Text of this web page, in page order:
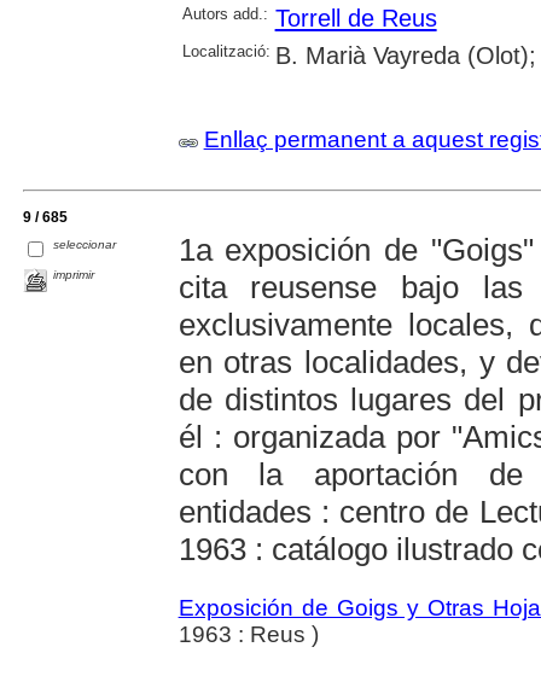
Autors add.: Torrell de Reus
Localització: B. Marià Vayreda
Enllaç permanent a aquest
9 / 685
seleccionar
imprimir
1a exposición de
cita reusense bajo las
exclusivamente locales,
en otras localidades, y
de distintos lugares del
él : organizada por
con la aportación de
entidades : centro de
1963 : catálogo ilustrado
Exposición de Goigs y Otras
1963 : Reus )